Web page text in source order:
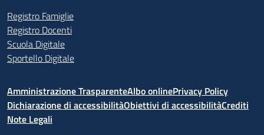
Registro Famiglie
Registro Docenti
Scuola Digitale
Sportello Digitale
Amministrazione TrasparenteAlbo onlinePrivacy Policy
Dichiarazione di accessibilitàObiettivi di accessibilitàCrediti
Note Legali